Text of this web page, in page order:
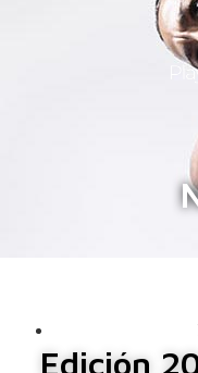
Edición